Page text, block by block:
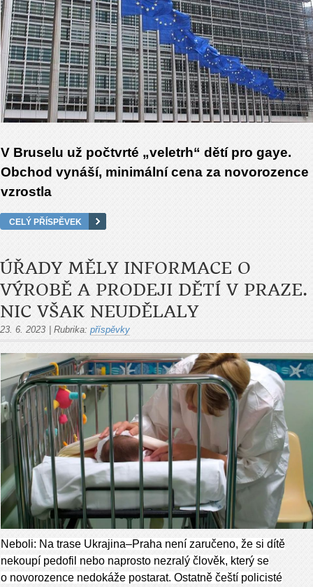
V Bruselu už počtvrté „veletrh“ dětí pro gaye.
Obchod vynáší, minimální cena za novorozence
vzrostla
CELÝ PŘÍSPĚVEK
ÚŘADY MĚLY INFORMACE O
VÝROBĚ A PRODEJI DĚTÍ V PRAZE.
NIC VŠAK NEUDĚLALY
23. 6. 2023 Rubrika: příspěvky
Neboli: Na trase Ukrajina–Praha není zaručeno, že si dítě
nekoupí pedofil nebo naprosto nezralý člověk, který se
o novorozence nedokáže postarat. Ostatně čeští policisté